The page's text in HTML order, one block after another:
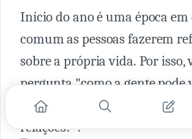
Início do ano é uma época em
comum as pessoas fazerem
sobre a própria vida. Por isso,
pergunta "como a gente pode
mais equilíbrio em todas as
relações?".